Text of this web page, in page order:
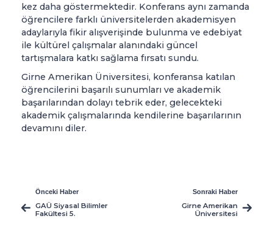
kez daha göstermektedir. Konferans aynı zamanda
öğrencilere farklı üniversitelerden akademisyen
adaylarıyla fikir alışverişinde bulunma ve edebiyat
ile kültürel çalışmalar alanındaki güncel
tartışmalara katkı sağlama fırsatı sundu.
Girne Amerikan Üniversitesi, konferansa katılan
öğrencilerini başarılı sunumları ve akademik
başarılarından dolayı tebrik eder, gelecekteki
akademik çalışmalarında kendilerine başarılarının
devamını diler.
Önceki Haber
GAÜ Siyasal Bilimler
Fakültesi 5.
Sonraki Haber
Girne Amerikan
Üniversitesi